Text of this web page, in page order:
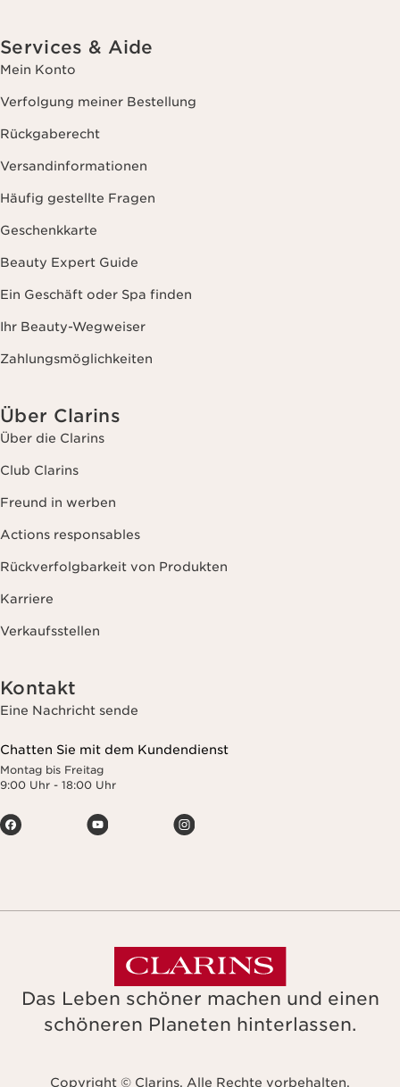
Services & Aide
Mein Konto
Verfolgung meiner Bestellung
Rückgaberecht
Versandinformationen
Häufig gestellte Fragen
Geschenkkarte
Beauty Expert Guide
Ein Geschäft oder Spa finden
Ihr Beauty-Wegweiser
Zahlungsmöglichkeiten
Über Clarins
Über die Clarins
Club Clarins
Freund in werben
Actions responsables
Rückverfolgbarkeit von Produkten
Karriere
Verkaufsstellen
Kontakt
Eine Nachricht sende
Chatten Sie mit dem Kundendienst
Montag bis Freitag
9:00 Uhr - 18:00 Uhr
Das Leben schöner machen und einen
schöneren Planeten hinterlassen.
Copyright © Clarins. Alle Rechte vorbehalten.